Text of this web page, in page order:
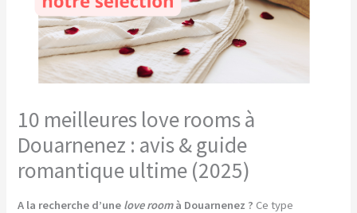
10 meilleures love rooms à
Douarnenez : avis & guide
romantique ultime (2025)
A la recherche d’une love roomà Douarnenez ? Ce type